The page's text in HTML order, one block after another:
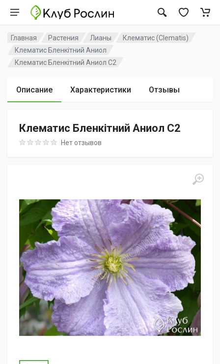
Главная Растения Лианы
Клематис (Clematis)
Клематис Бленкітний Аниол
Клематис Бленкітний Аниол C2
Описание Характеристики Отзывы
Клематис Бленкітний Аниол C2
Rating: 0 out of 5Нет отзывов